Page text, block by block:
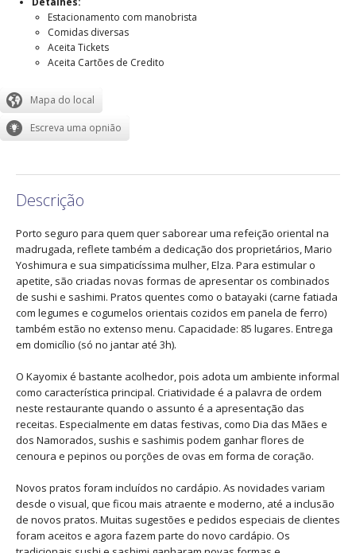
Estacionamento com manobrista
Comidas diversas
Aceita Tickets
Aceita Cartões de Credito
Descrição
Porto seguro para quem quer saborear uma refeição oriental na
madrugada, reflete também a dedicação dos proprietários, Mario
Yoshimura e sua simpaticíssima mulher, Elza. Para estimular o
apetite, são criadas novas formas de apresentar os combinados
de sushi e sashimi. Pratos quentes como o batayaki (carne fatiada
com legumes e cogumelos orientais cozidos em panela de ferro)
também estão no extenso menu. Capacidade: 85 lugares. Entrega
em domicílio (só no jantar até 3h).
O Kayomix é bastante acolhedor, pois adota um ambiente informal
como característica principal. Criatividade é a palavra de ordem
neste restaurante quando o assunto é a apresentação das
receitas. Especialmente em datas festivas, como Dia das Mães e
dos Namorados, sushis e sashimis podem ganhar flores de
cenoura e pepinos ou porções de ovas em forma de coração.
Novos pratos foram incluídos no cardápio. As novidades variam
desde o visual, que ficou mais atraente e moderno, até a inclusão
de novos pratos. Muitas sugestões e pedidos especiais de clientes
foram aceitos e agora fazem parte do novo cardápio. Os